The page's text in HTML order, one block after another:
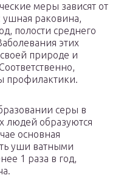
меры зависят от
ушная раковина,
полости среднего
этих
природе и
профилактики.
серы в
людей образуются
основная
уши ватными
1 раза в год,